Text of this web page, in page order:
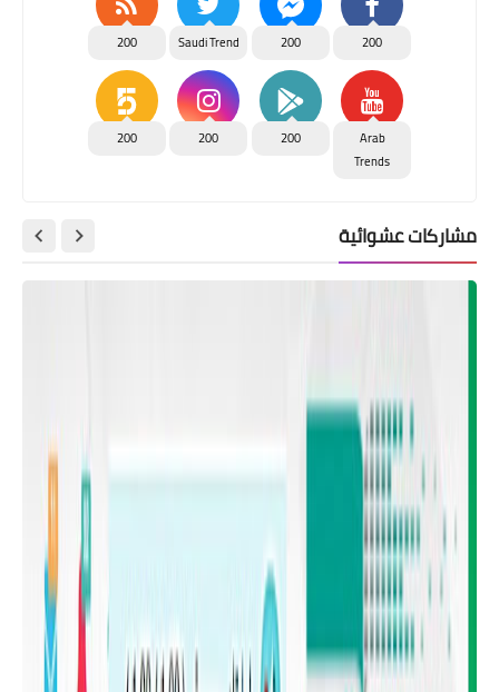
200
200
Saudi Trend
200
Arab
Trends
200
200
200
مشاركات عشوائية